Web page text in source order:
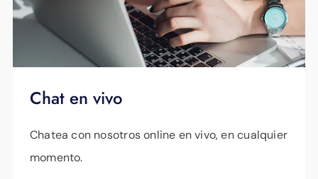
Chat en vivo
Chatea con nosotros online en vivo, en cualquier
momento.